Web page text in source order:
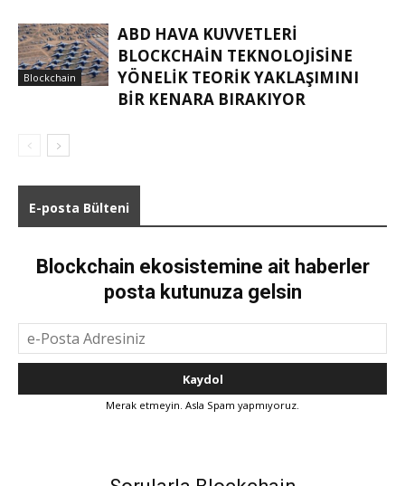
Blockchain
ABD HAVA KUVVETLERI
BLOCKCHAIN TEKNOLOJISINE
YÖNELIK TEORIK YAKLAŞIMINI
BIR KENARA BIRAKIYOR
E-posta Bülteni
Blockchain ekosistemine ait haberler
posta kutunuza gelsin
Merak etmeyin. Asla Spam yapmıyoruz.